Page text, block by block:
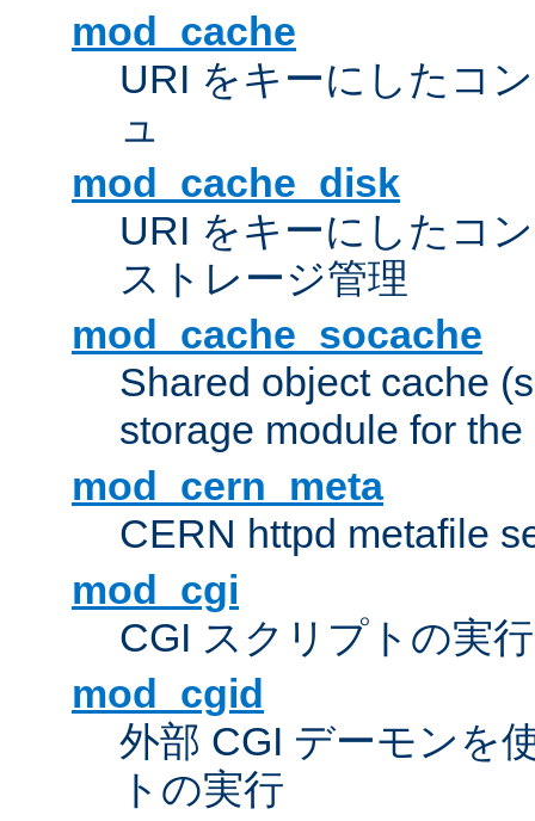
mod_cache
URI をキーにしたコ
ュ
mod_cache_disk
URI をキーにしたコ
ストレージ管理
mod_cache_socache
Shared object cache
storage module for
mod_cern_meta
CERN httpd metafile
mod_cgi
CGI スクリプトの実行
mod_cgid
外部 CGI デーモンを
トの実行